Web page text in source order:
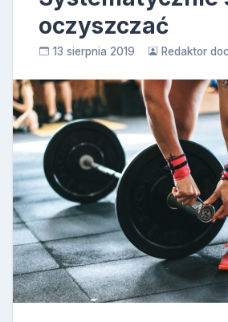
oczyszczać
13 sierpnia 2019 Redaktor